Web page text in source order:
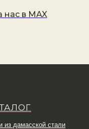
в MAX
из дамасской стали